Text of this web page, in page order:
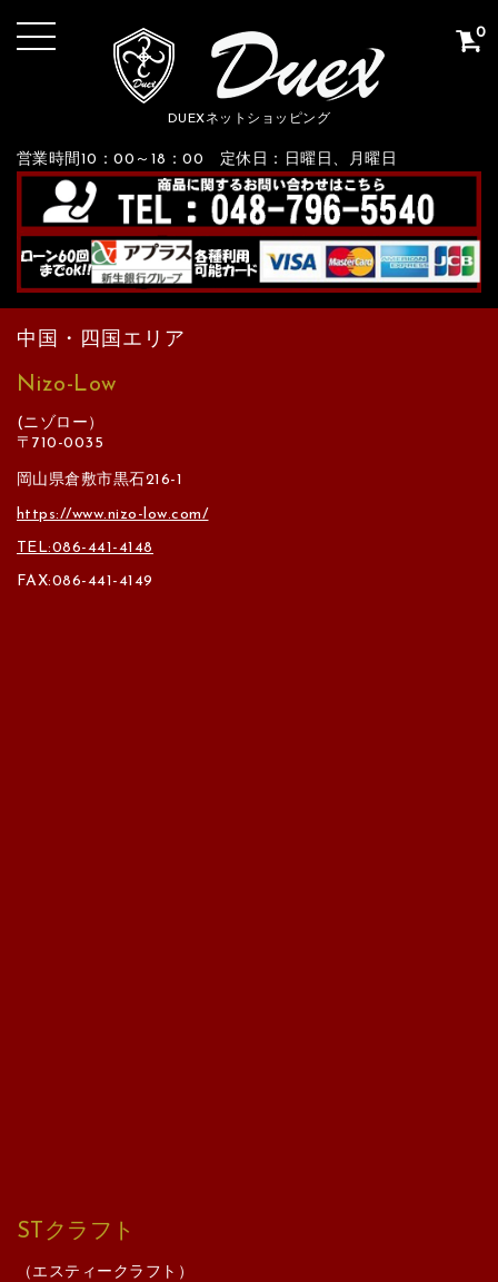
DUEXネットショッピング
営業時間10：00～18：00 定休日：日曜日、月曜日
0
中国・四国エリア
Nizo-Low
(ニゾロー）
〒710-0035
岡山県倉敷市黒石216-1
https://www.nizo-low.com/
TEL:086-441-4148
FAX:086-441-4149
STクラフト
（エスティークラフト）